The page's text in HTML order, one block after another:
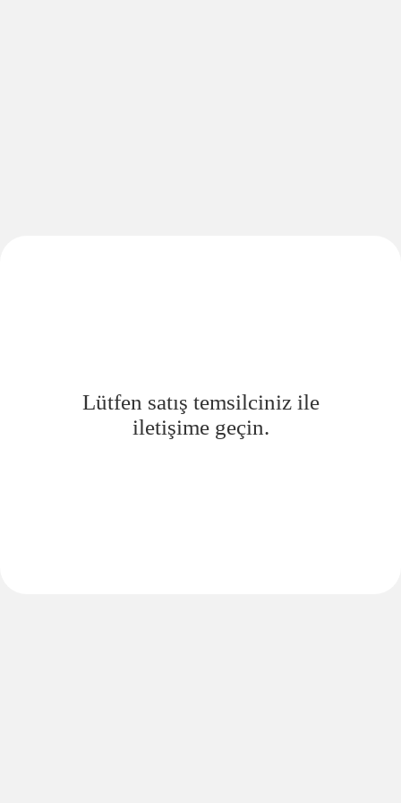
Lütfen satış temsilciniz ile
iletişime geçin.